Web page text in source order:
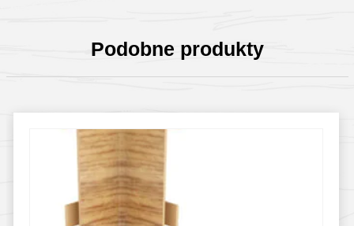
Podobne produkty